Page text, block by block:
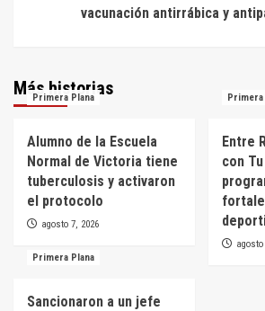
vacunación antirrábica y
Más historias
Primera Plana
Alumno de la Escuela
Normal de Victoria tiene
tuberculosis y activaron
el protocolo
agosto 7, 2026
Primera
Entre
con
agosto
Primera Plana
Sancionaron a un jefe